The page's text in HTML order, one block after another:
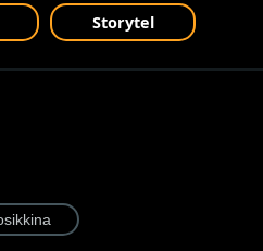
Storytel